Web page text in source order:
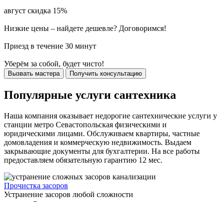
август скидка 15%
Низкие цены – найдете дешевле? Договоримся!
Приезд в течение 30 минут
Уберём за собой, будет чисто!
Вызвать мастера Получить консультацию
Популярные услуги сантехника
Наша компания оказывает недорогие сантехнические услуги у
станции метро Севастопольская физическими и
юридическими лицами. Обслуживаем квартиры, частные
домовладения и коммерческую недвижимость. Выдаем
закрывающие документы для бухгалтерии. На все работы
предоставляем обязательную гарантию 12 мес.
Прочистка засоров
Устранение засоров любой сложности